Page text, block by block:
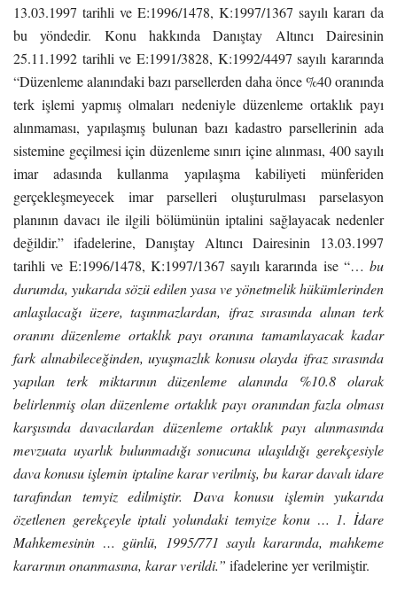
13.03.1997 tarihli ve E:1996/1478, K:1997/1367 sayılı kararı da
bu yöndedir. Konu hakkında Danıştay Altıncı Dairesinin
25.11.1992 tarihli ve E:1991/3828, K:1992/4497 sayılı kararında
“Düzenleme alanındaki bazı parsellerden daha önce %40 oranında
terk işlemi yapmış olmaları nedeniyle düzenleme ortaklık payı
alınmaması, yapılaşmış bulunan bazı kadastro parsellerinin ada
sistemine geçilmesi için düzenleme sınırı içine alınması, 400 sayılı
imar adasında kullanma yapılaşma kabiliyeti münferiden
gerçekleşmeyecek imar parselleri oluşturulması parselasyon
planının davacı ile ilgili bölümünün iptalini sağlayacak nedenler
değildir.” ifadelerine, Danıştay Altıncı Dairesinin 13.03.1997
tarihli ve E:1996/1478, K:1997/1367 sayılı kararında ise “… bu
durumda, yukarıda sözü edilen yasa ve yönetmelik hükümlerinden
anlaşılacağı üzere, taşınmazlardan, ifraz sırasında alınan terk
oranını düzenleme ortaklık payı oranına tamamlayacak kadar
fark alınabileceğinden, uyuşmazlık konusu olayda ifraz sırasında
yapılan terk miktarının düzenleme alanında %10.8 olarak
belirlenmiş olan düzenleme ortaklık payı oranından fazla olması
karşısında davacılardan düzenleme ortaklık payı alınmasında
mevzuata uyarlık bulunmadığı sonucuna ulaşıldığı gerekçesiyle
dava konusu işlemin iptaline karar verilmiş, bu karar davalı idare
tarafından temyiz edilmiştir. Dava konusu işlemin yukarıda
özetlenen gerekçeyle iptali yolundaki temyize konu … 1. İdare
Mahkemesinin … günlü, 1995/771 sayılı kararında, mahkeme
kararının onanmasına, karar verildi.” ifadelerine yer verilmiştir.